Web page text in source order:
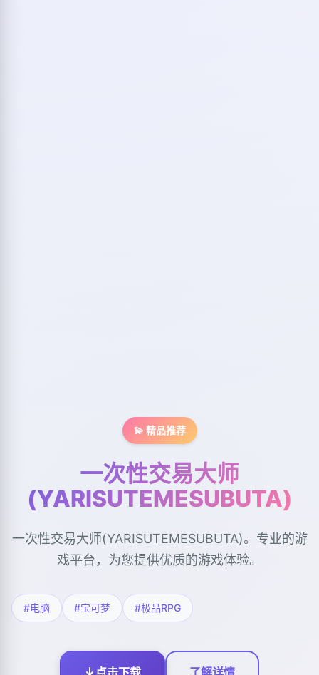
💫 精品推荐
一次性交易大师
(YARISUTEMESUBUTA)
一次性交易大师(YARISUTEMESUBUTA)。专业的游
戏平台，为您提供优质的游戏体验。
#电脑 #宝可梦 #极品RPG
点击下载 了解详情